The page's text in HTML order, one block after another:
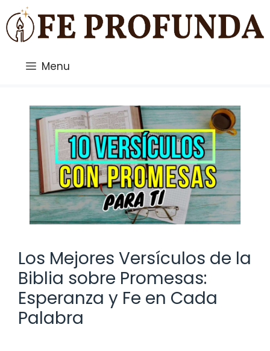
Saltar
al
contenido
Menu
Los Mejores Versículos de la
Biblia sobre Promesas:
Esperanza y Fe en Cada
Palabra